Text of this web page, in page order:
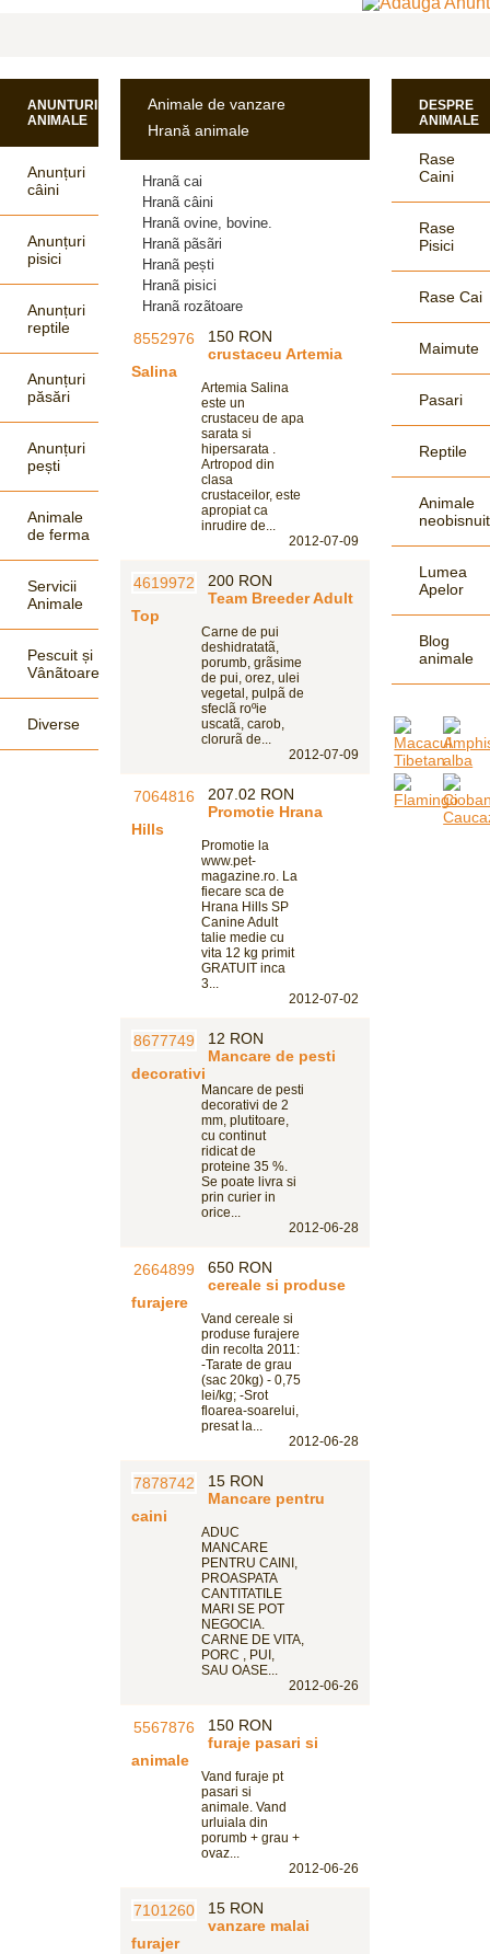
ANUNTURI
ANIMALE
Anunțuri
câini
Anunțuri
pisici
Anunțuri
reptile
Anunțuri
păsări
Anunțuri
pești
Animale
de ferma
Servicii
Animale
Pescuit și
Vânãtoare
Diverse
Animale de vanzare
Hrană animale
Hranã cai
Hranã câini
Hranã ovine, bovine.
Hranã pãsãri
Hranã pești
Hranã pisici
Hranã rozãtoare
150 RON
crustaceu Artemia
Salina
Artemia Salina
este un
crustaceu de apa
sarata si
hipersarata .
Artropod din
clasa
crustaceilor, este
apropiat ca
inrudire de...
2012-07-09
200 RON
Team Breeder Adult
Top
Carne de pui
deshidratatã,
porumb, grãsime
de pui, orez, ulei
vegetal, pulpã de
sfeclã roºie
uscatã, carob,
clorurã de...
2012-07-09
207.02 RON
Promotie Hrana
Hills
Promotie la
www.pet-
magazine.ro. La
fiecare sca de
Hrana Hills SP
Canine Adult
talie medie cu
vita 12 kg primit
GRATUIT inca
3...
2012-07-02
12 RON
Mancare de pesti
decorativi
Mancare de pesti
decorativi de 2
mm, plutitoare,
cu continut
ridicat de
proteine 35 %.
Se poate livra si
prin curier in
orice...
2012-06-28
650 RON
cereale si produse
furajere
Vand cereale si
produse furajere
din recolta 2011:
-Tarate de grau
(sac 20kg) - 0,75
lei/kg; -Srot
floarea-soarelui,
presat la...
2012-06-28
15 RON
Mancare pentru
caini
ADUC
MANCARE
PENTRU CAINI,
PROASPATA
CANTITATILE
MARI SE POT
NEGOCIA.
CARNE DE VITA,
PORC , PUI,
SAU OASE...
2012-06-26
150 RON
furaje pasari si
animale
Vand furaje pt
pasari si
animale. Vand
urluiala din
porumb + grau +
ovaz...
2012-06-26
15 RON
vanzare malai
furajer
DESPRE
ANIMALE
Rase
Caini
Rase
Pisici
Rase Cai
Maimute
Pasari
Reptile
Animale
Lumea
Apelor
Blog
animale